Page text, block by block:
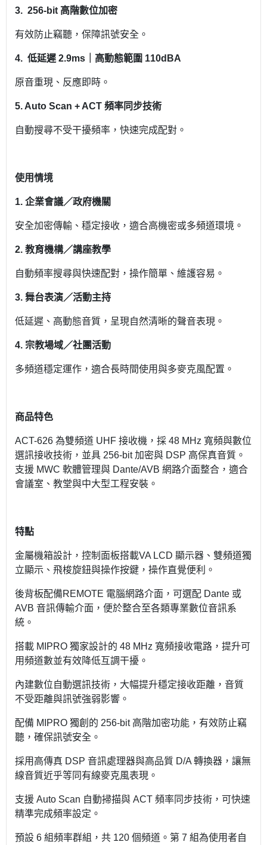
3. 256‑bit 高階數位加密
有效防止竊聽，保障訊號安全。
4. 低延遲 2.9ms｜高動態範圍 110dBA
原音重現、反應即時。
5. Auto Scan + ACT 頻率同步技術
自動搜尋不受干擾頻率，快速完成配對。
使用情境
1. 企業會議／政府機關
安全加密傳輸、穩定接收，適合高機密或多頻道環境。
2. 教育機構／講座教學
自動頻率搜尋與快速配對，操作簡單、維護容易。
3. 舞台表演／活動主持
低延遲、高動態音質，呈現自然清晰的聲音表現。
4. 宗教場域／社團活動
多頻道穩定運作，適合長時間使用與多麥克風配置。
商品特色
ACT-626 為雙頻道 UHF 接收機，採 48 MHz 寬頻與數位
選訊接收技術，並具 256-bit 加密與 DSP 高保真音質。
支援 MWC 軟體管理與 Dante/AVB 網路介面整合，適合
會議室、教堂與中大型工程安裝。
特點
金屬機箱設計，控制面板搭載VA LCD 顯示器、雙頻道獨
立顯示、飛梭旋鈕與操作按鍵，操作直覺便利。
後背板配備REMOTE 電腦網路介面，可選配 Dante 或
AVB 音訊傳輸介面，便於整合至各類專業數位音訊系
統。
搭載 MIPRO 獨家設計的 48 MHz 寬頻接收電路，提升可
用頻道數並有效降低互調干擾。
內建數位自動選訊技術，大幅提升穩定接收距離，音質
不受距離與訊號強弱影響。
配備 MIPRO 獨創的 256-bit 高階加密功能，有效防止竊
聽，確保訊號安全。
採用高傳真 DSP 音訊處理器與高品質 D/A 轉換器，讓無
線音質近乎等同有線麥克風表現。
支援 Auto Scan 自動掃描與 ACT 頻率同步技術，可快速
精準完成頻率設定。
預設 6 組頻率群組，共 120 個頻道。第 7 組為使用者自